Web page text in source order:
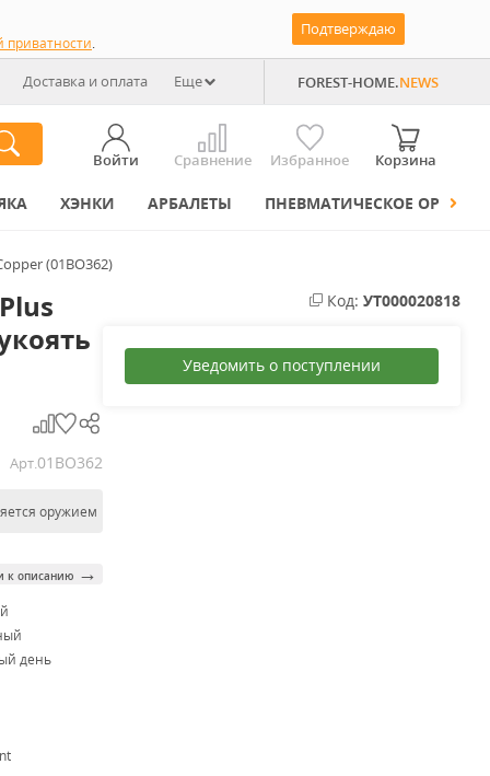
приватности.
Подтверждаю
Доставка и оплата Еще FOREST-HOME.NEWS
Войти Сравнение Избранное Корзина
ХЭНКИ АРБАЛЕТЫ ПНЕВМАТИЧЕСКОЕ ОРУЖИЕ
(01BO362)
Арт.01BO362
оружием
к описанию →
день
Код: УТ000020818
Уведомить о поступлении